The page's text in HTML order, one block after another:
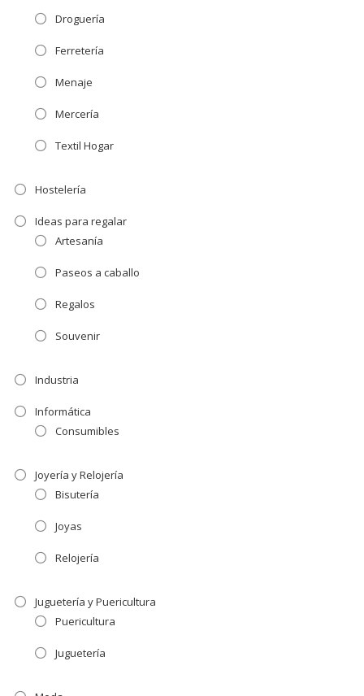
Droguería
Ferretería
Menaje
Mercería
Textil Hogar
Hostelería
Ideas para regalar
Artesanía
Paseos a caballo
Regalos
Souvenir
Industria
Informática
Consumibles
Joyería y Relojería
Bisutería
Joyas
Relojería
Juguetería y Puericultura
Puericultura
Juguetería